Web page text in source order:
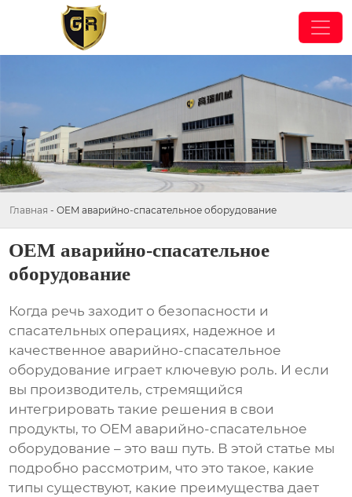
Главная - OEM аварийно-спасательное оборудование
OEM аварийно-спасательное
оборудование
Когда речь заходит о безопасности и
спасательных операциях, надежное и
качественное аварийно-спасательное
оборудование играет ключевую роль. И если
вы производитель, стремящийся
интегрировать такие решения в свои
продукты, то OEM аварийно-спасательное
оборудование – это ваш путь. В этой статье мы
подробно рассмотрим, что это такое, какие
типы существуют, какие преимущества дает